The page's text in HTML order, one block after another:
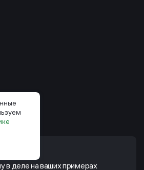
больше
деле на ваших примерах